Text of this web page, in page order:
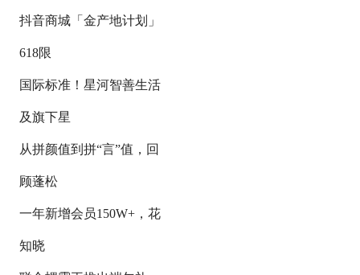
抖音商城「金产地计划」
618限
国际标准！星河智善生活
及旗下星
从拼颜值到拼“言”值，回
顾蓬松
一年新增会员150W+，花
知晓